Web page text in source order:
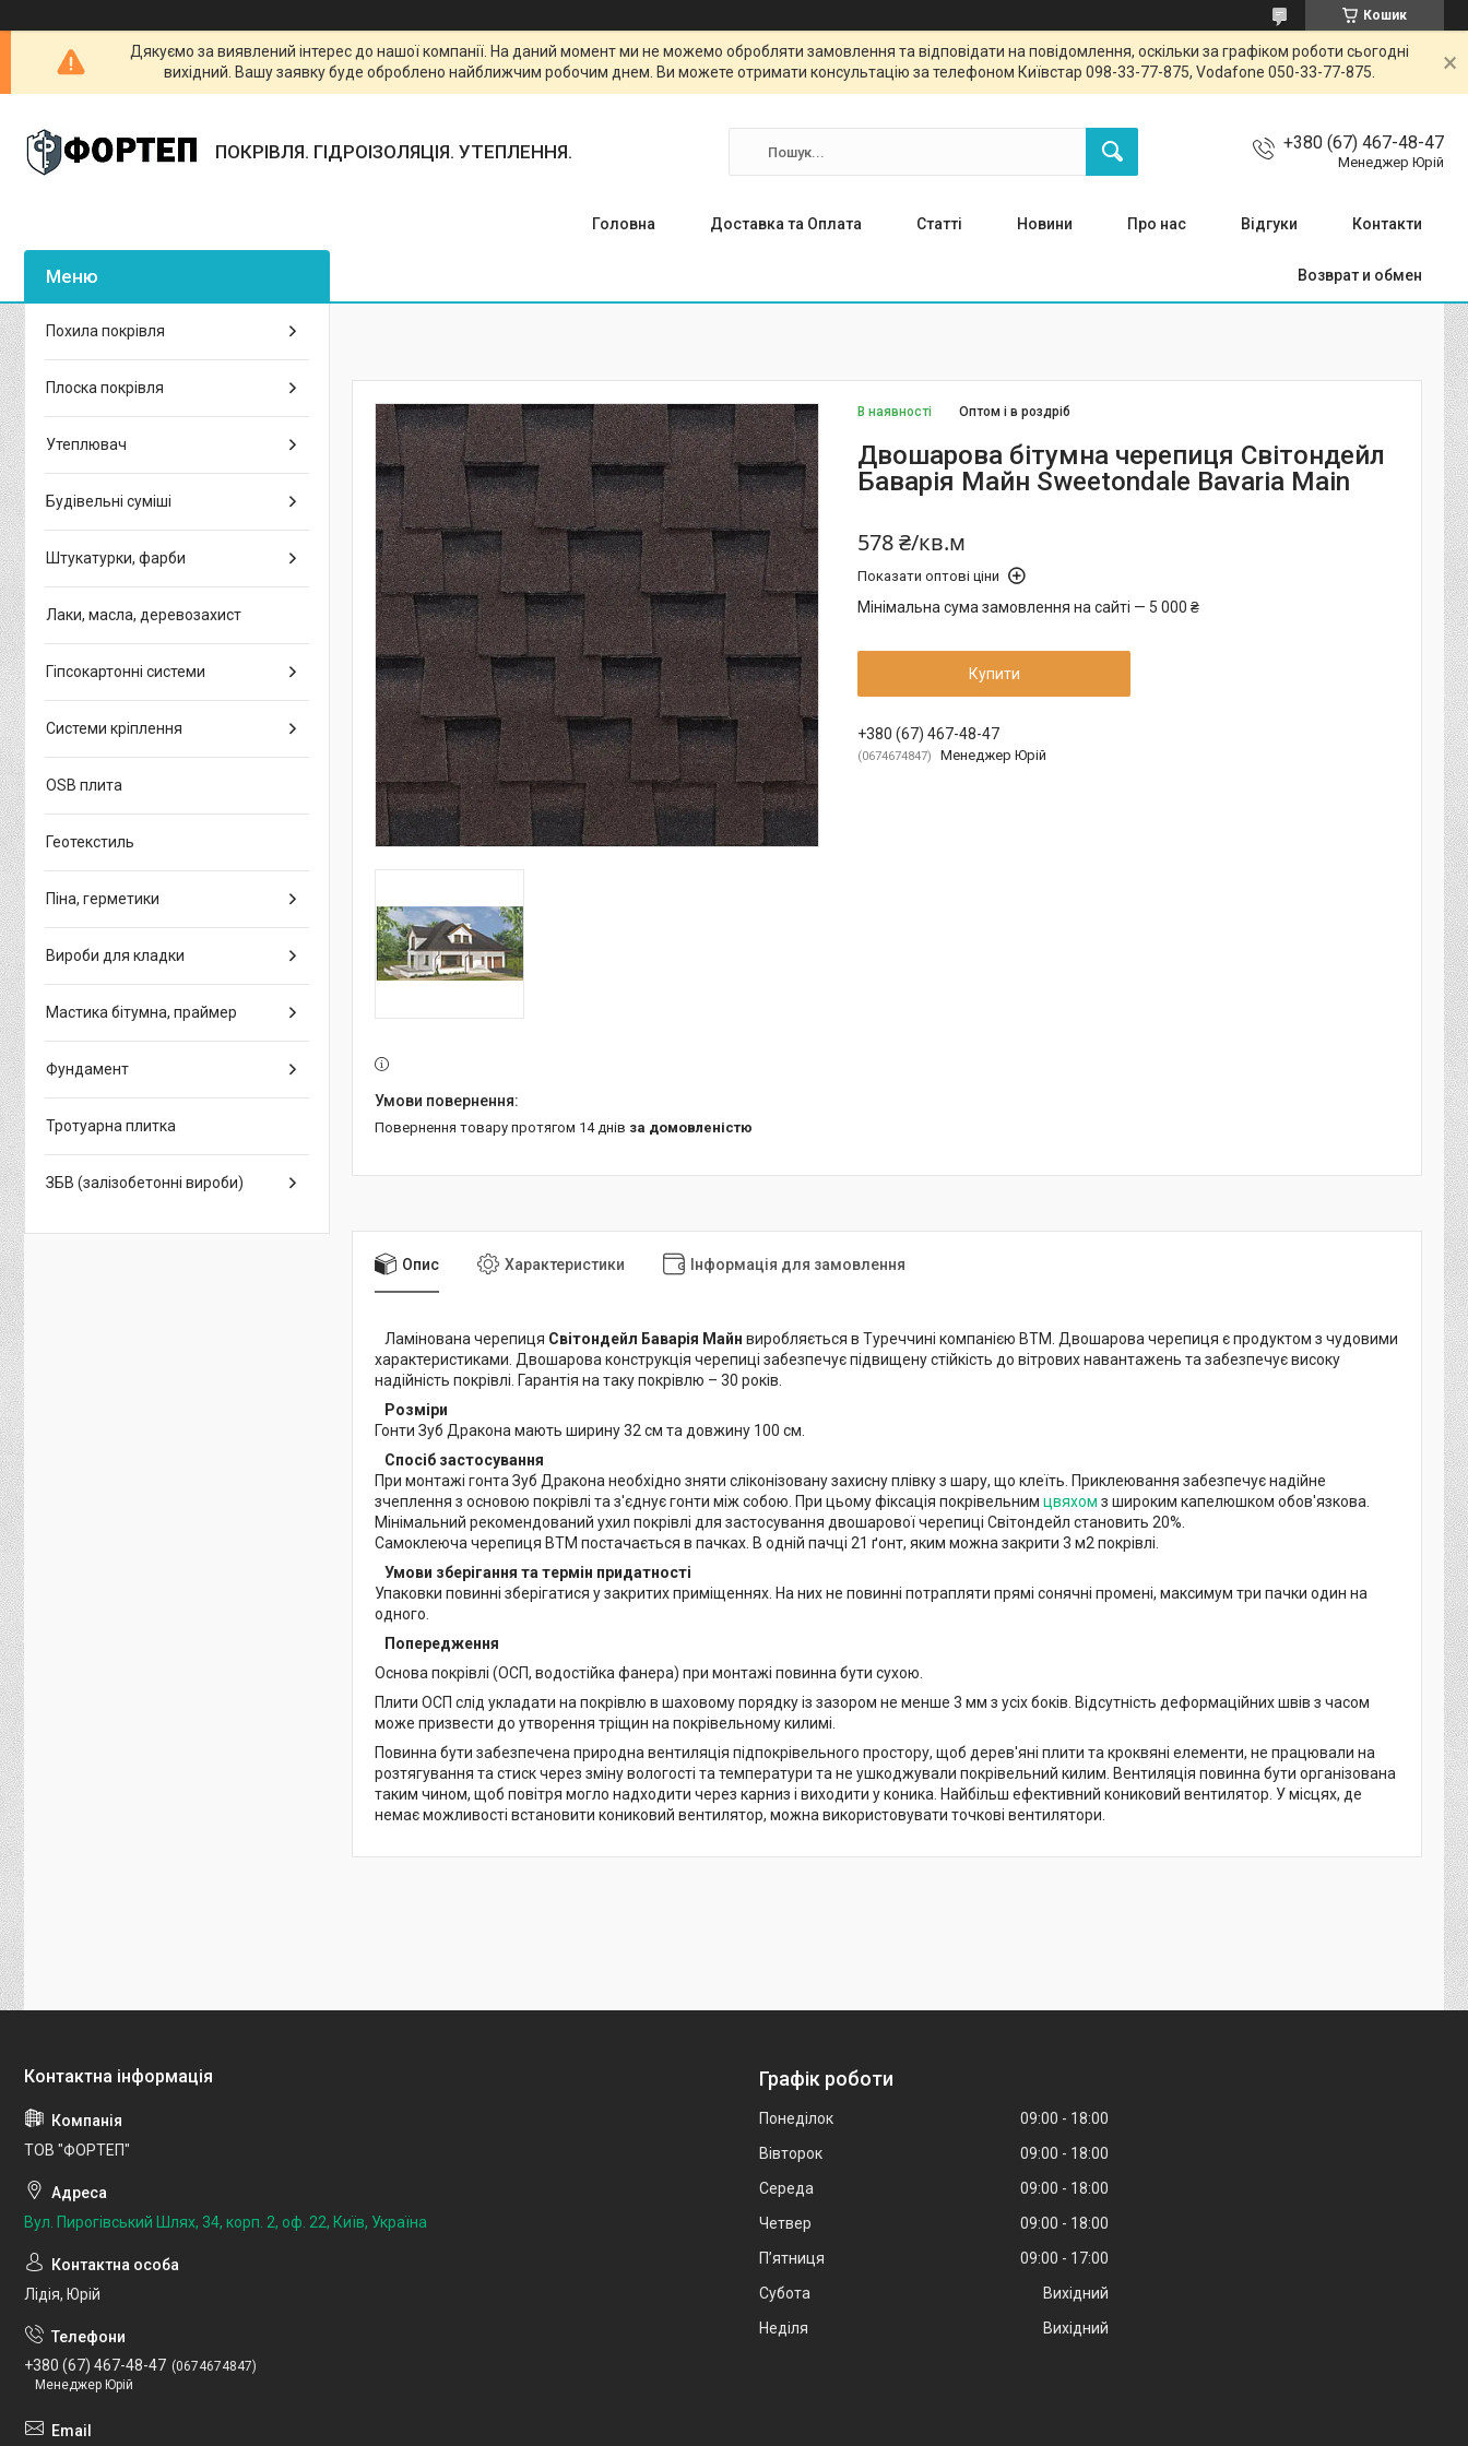
Кошик
Дякуємо за виявлений інтерес до нашої компанії. На даний момент ми не можемо обробляти замовлення та відповідати на повідомлення, оскільки за графіком роботи сьогодні
вихідний. Вашу заявку буде оброблено найближчим робочим днем. Ви можете отримати консультацію за телефоном Київстар 098-33-77-875, Vodafone 050-33-77-875.
ПОКРІВЛЯ. ГІДРОІЗОЛЯЦІЯ. УТЕПЛЕННЯ. +380 (67) 467-48-47
Менеджер Юрій
Головна Доставка та Оплата Статті Новини Про нас Відгуки Контакти
Возврат и обмен
В наявності Оптом і в роздріб
Двошарова бітумна черепиця Світондейл
Баварія Майн Sweetondale Bavaria Main
578 ₴/кв.м
Показати оптові ціни
Мінімальна сума замовлення на сайті — 5 000 ₴
Купити
+380 (67) 467-48-47
0674674847 Менеджер Юрій
повернення товару протягом 14 днів за домовленістю
Опис Характеристики Інформація для замовлення
Ламінована черепиця Світондейл Баварія Майн виробляється в Туреччині компанією BTM. Двошарова черепиця є продуктом з чудовими
характеристиками. Двошарова конструкція черепиці забезпечує підвищену стійкість до вітрових навантажень та забезпечує високу
надійність покрівлі. Гарантія на таку покрівлю – 30 років.
Розміри
Гонти Зуб Дракона мають ширину 32 см та довжину 100 см.
Спосіб застосування
При монтажі гонта Зуб Дракона необхідно зняти сліконізовану захисну плівку з шару, що клеїть. Приклеювання забезпечує надійне
зчеплення з основою покрівлі та з'єднує гонти між собою. При цьому фіксація покрівельним цвяхом з широким капелюшком обов'язкова.
Мінімальний рекомендований ухил покрівлі для застосування двошарової черепиці Світондейл становить 20%.
Самоклеюча черепиця BTM постачається в пачках. В одній пачці 21 ґонт, яким можна закрити 3 м2 покрівлі.
Умови зберігання та термін придатності
Упаковки повинні зберігатися у закритих приміщеннях. На них не повинні потрапляти прямі сонячні промені, максимум три пачки один на
одного.
Попередження
Основа покрівлі (ОСП, водостійка фанера) при монтажі повинна бути сухою.
Плити ОСП слід укладати на покрівлю в шаховому порядку із зазором не менше 3 мм з усіх боків. Відсутність деформаційних швів з часом
може призвести до утворення тріщин на покрівельному килимі.
Повинна бути забезпечена природна вентиляція підпокрівельного простору, щоб дерев'яні плити та кроквяні елементи, не працювали на
розтягування та стиск через зміну вологості та температури та не ушкоджували покрівельний килим. Вентиляція повинна бути організована
таким чином, щоб повітря могло надходити через карниз і виходити у коника. Найбільш ефективний кониковий вентилятор. У місцях, де
немає можливості встановити кониковий вентилятор, можна використовувати точкові вентилятори.
Похила покрівля
Плоска покрівля
Утеплювач
Будівельні суміші
Штукатурки, фарби
Лаки, масла, деревозахист
Гіпсокартонні системи
Системи кріплення
OSB плита
Геотекстиль
Піна, герметики
Вироби для кладки
Мастика бітумна, праймер
Фундамент
Тротуарна плитка
ЗБВ (залізобетонні вироби)
ТОВ "ФОРТЕП"
Вул. Пирогівський Шлях, 34, корп. 2, оф. 22, Київ, Україна
Лідія, Юрій
+380 (67) 467-48-47
0674674847
Менеджер Юрій
Графік роботи
Понеділок 09:00
18:00
Вівторок
09:00
18:00
Середа
09:00
18:00
Четвер
09:00
18:00
Пʼятниця
09:00
17:00
Субота
Вихідний
Неділя
Вихідний